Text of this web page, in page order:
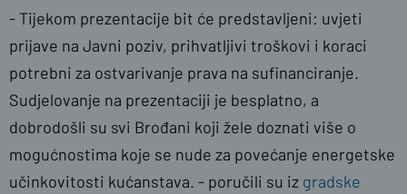
- Tijekom prezentacije bit će predstavljeni: uvjeti
prijave na Javni poziv, prihvatljivi troškovi i koraci
potrebni za ostvarivanje prava na sufinanciranje.
Sudjelovanje na prezentaciji je besplatno, a
dobrodošli su svi Brođani koji žele doznati više o
mogućnostima koje se nude za povećanje energetske
učinkovitosti kućanstava. - poručili su iz gradske